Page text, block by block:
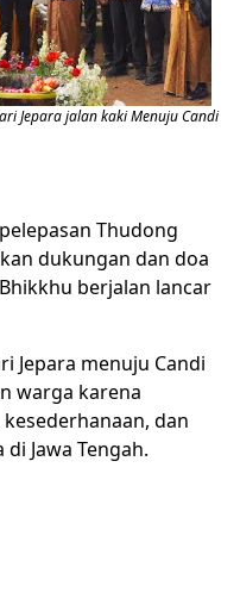
Jepara jalan kaki Menuju Candi
Thudong
dukungan dan doa
berjalan lancar
Jepara menuju Candi
warga karena
dan
Jawa Tengah.